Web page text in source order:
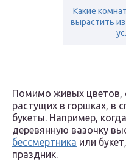
Какие
вырастить
Помимо живых цветов,
растущих в горшках, в
букеты. Например,
деревянную вазочку
бессмертника или
праздник.